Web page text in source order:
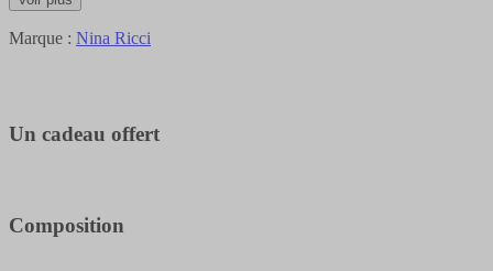
Marque : Nina Ricci
Un cadeau offert
Composition